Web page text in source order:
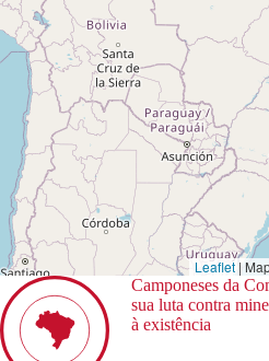
Leaflet |
Camponeses da
sua luta contra
à existência